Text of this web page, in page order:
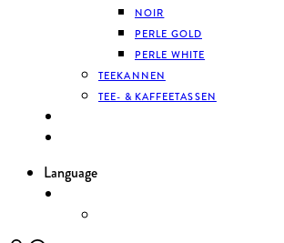
NOIR
PERLE GOLD
PERLE WHITE
TEEKANNEN
TEE- & KAFFEETASSEN
Language